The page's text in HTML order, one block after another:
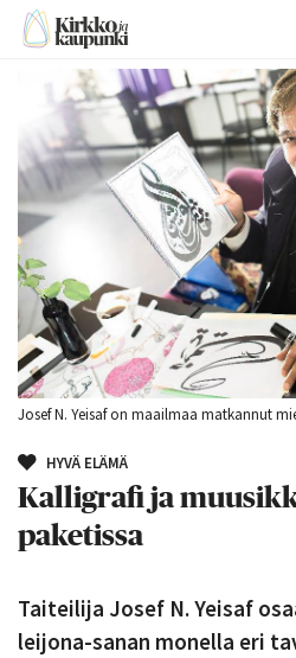
Josef N. Yeisaf on maailmaa matkannut
HYVÄ ELÄMÄ
Kalligrafi ja
paketissa
Taiteilija Josef N. Yeisaf
leijona-sanan monella eri